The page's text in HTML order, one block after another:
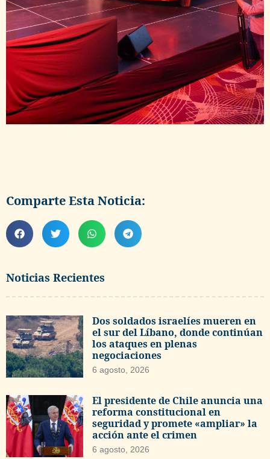
Noticias Recientes
Dos soldados israelíes mueren en
el sur del Líbano, donde continúan
los ataques en plenas
negociaciones
6 agosto, 2026
El presidente de Chile anuncia una
reforma constitucional en
seguridad y promete «ampliar» la
acción ante el crimen
6 agosto, 2026
Comparte Esta Noticia: